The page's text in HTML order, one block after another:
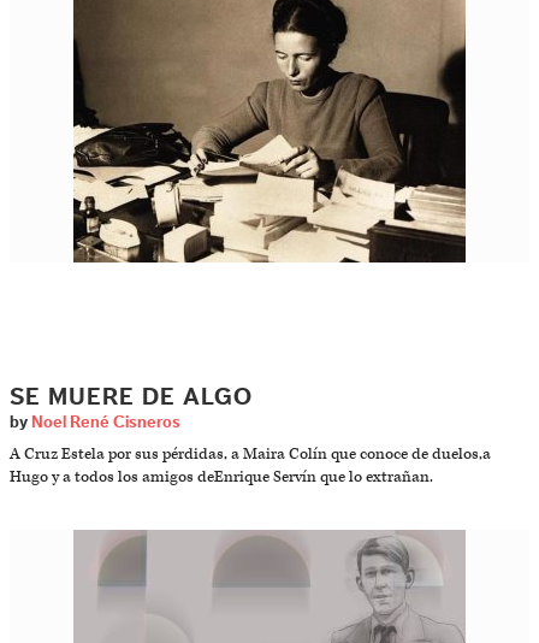
SE MUERE DE ALGO
by Noel René Cisneros
A Cruz Estela por sus pérdidas, a Maira Colín que conoce de duelos,a
Hugo y a todos los amigos deEnrique Servín que lo extrañan.